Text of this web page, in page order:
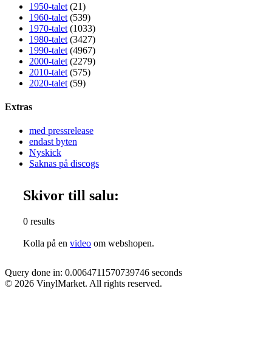
1950-talet (21)
1960-talet (539)
1970-talet (1033)
1980-talet (3427)
1990-talet (4967)
2000-talet (2279)
2010-talet (575)
2020-talet (59)
Extras
med pressrelease
endast byten
Nyskick
Saknas på discogs
Skivor till salu:
0 results
Kolla på en video om webshopen.
Query done in: 0.0064711570739746 seconds
© 2026 VinylMarket. All rights reserved.